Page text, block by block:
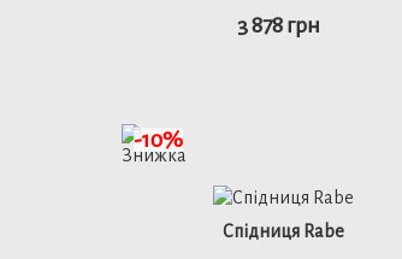
46
46 48 50 52
3 878 грн
Спідниця Rabe
-10%